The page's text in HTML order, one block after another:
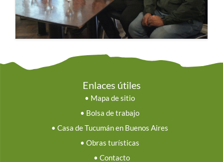
Enlaces útiles
• Mapa de sitio
• Bolsa de trabajo
• Casa de Tucumán en Buenos Aires
• Obras turísticas
• Contacto